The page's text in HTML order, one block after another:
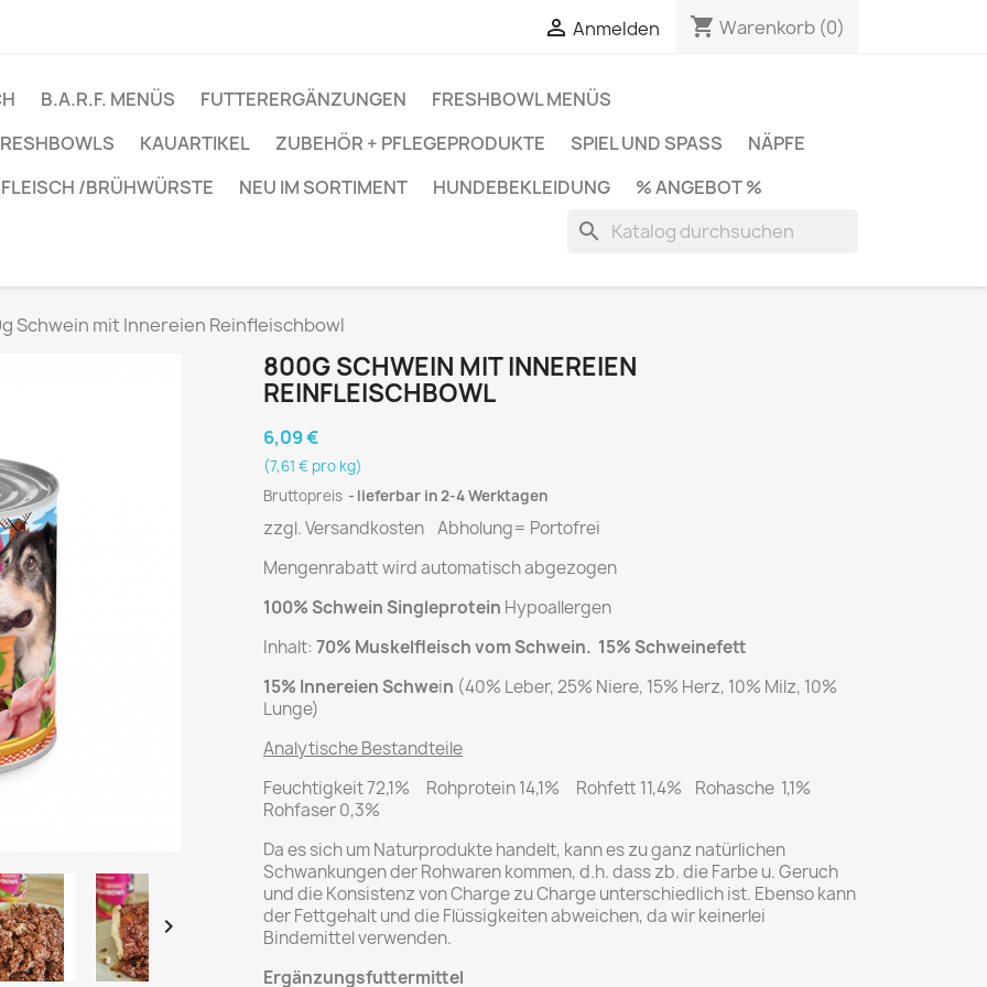
 Anmelden shopping_cart Warenkorb (0)
B.A.R.F. MENÜS FUTTERERGÄNZUNGEN
FRESHBOWL MENÜS
KAUARTIKEL ZUBEHÖR + PFLEGEPRODUKTE SPIEL UND SPASS
NÄPFE
FLEISCH /BRÜHWÜRSTE
NEU IM SORTIMENT HUNDEBEKLEIDUNG % ANGEBOT %
search
Schwein mit Innereien Reinfleischbowl

800G SCHWEIN MIT INNEREIEN
REINFLEISCHBOWL
6,09 €
(7,61 € pro kg)
Bruttopreis
lieferbar in 2-4 Werktagen
zzgl. Versandkosten Abholung= Portofrei
Mengenrabatt wird automatisch abgezogen
100% Schwein Singleprotein Hypoallergen
Inhalt: 70% Muskelfleisch vom Schwein. 15% Schweinefett
15% Innereien Schwein (40% Leber, 25% Niere, 15% Herz, 10% Milz, 10%
Lunge)
Analytische Bestandteile
Feuchtigkeit 72,1% Rohprotein 14,1% Rohfett 11,4% Rohasche 1,1%
Rohfaser 0,3%
Da es sich um Naturprodukte handelt, kann es zu ganz natürlichen
Schwankungen der Rohwaren kommen, d.h. dass zb. die Farbe u. Geruch
und die Konsistenz von Charge zu Charge unterschiedlich ist. Ebenso kann
der Fettgehalt und die Flüssigkeiten abweichen, da wir keinerlei
Bindemittel verwenden.
Ergänzungsfuttermittel